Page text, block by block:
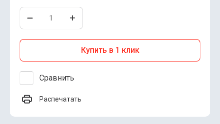
Купить в 1 клик
Сравнить
Распечатать